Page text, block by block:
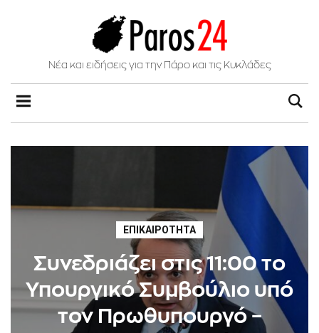
Νέα και ειδήσεις για την Πάρο και τις Κυκλάδες
ΕΠΙΚΑΙΡΌΤΗΤΑ
Συνεδριάζει στις 11:00 το
Υπουργικό Συμβούλιο υπό
τον Πρωθυπουργό –